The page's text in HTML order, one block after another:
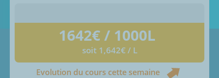
1642€ / 1000L
soit 1,642€ / L
Evolution du cours cette semaine